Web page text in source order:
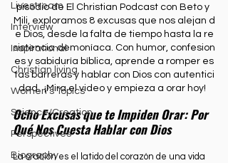
Livestream
Interview
Inspirational
Christian living
Women's Topics
Science/Creation
Perspectives
Biography
pisodio de El Christian Podcast con Beto y
Mili, exploramos 8 excusas que nos alejan d
e Dios, desde la falta de tiempo hasta la re
sistencia demoníaca. Con humor, confesion
es y sabiduría bíblica, aprende a romper es
tas barreras y hablar con Dios con autentici
dad.  ¡Mira el video y empieza a orar hoy!
Ocho Excusas que te Impiden Orar: Por
Qué Nos Cuesta Hablar con Dios
La oración es el latido del corazón de una vida